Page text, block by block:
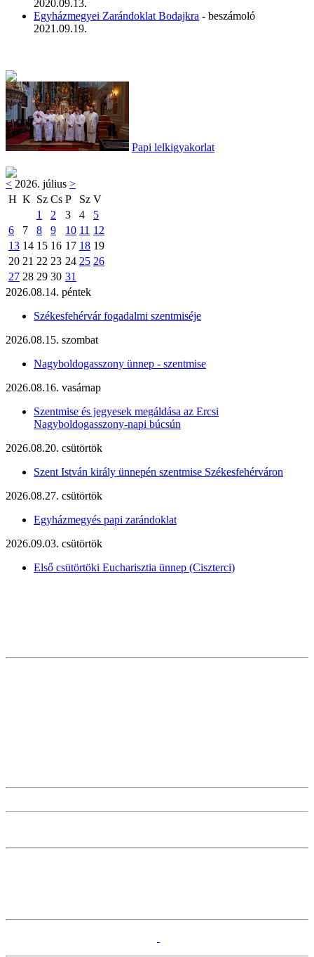
2020.09.13.
Egyházmegyei Zarándoklat Bodajkra - beszámoló
2021.09.19.
Papi lelkigyakorlat
< 2026. július >
H K Sz Cs P Sz V
1
2 3 4
5
6
7 8 9 10 11 12
13 14 15 16 17 18 19
20 21 22 23 24 25 26
27 28 29 30 31
2026.08.14. péntek
Székesfehérvár fogadalmi szentmiséje
2026.08.15. szombat
Nagyboldogasszony ünnep - szentmise
2026.08.16. vasárnap
Szentmise és jegyesek megáldása az Ercsi
Nagyboldogasszony-napi búcsún
2026.08.20. csütörtök
Szent István király ünnepén szentmise Székesfehérváron
2026.08.27. csütörtök
Egyházmegyés papi zarándoklat
2026.09.03. csütörtök
Első csütörtöki Eucharisztia ünnep (Ciszterci)